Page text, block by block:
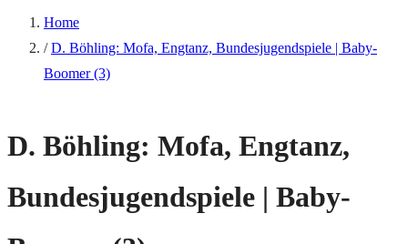
Home
/ D. Böhling: Mofa, Engtanz, Bundesjugendspiele | Baby-
Boomer (3)
D. Böhling: Mofa, Engtanz,
Bundesjugendspiele | Baby-